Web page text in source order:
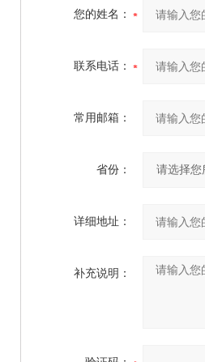
您的姓名：
联系电话：
常用邮箱：
省份：
详细地址：
补充说明：